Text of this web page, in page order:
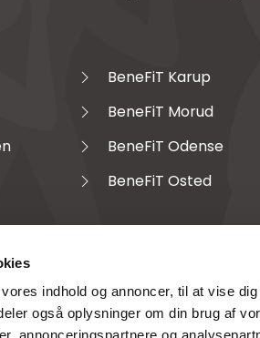
indhold og annoncer, til at vise
også oplysninger om din brug af
BeneFiT Karup
BeneFiT Morud
BeneFiT Odense
BeneFiT Osted